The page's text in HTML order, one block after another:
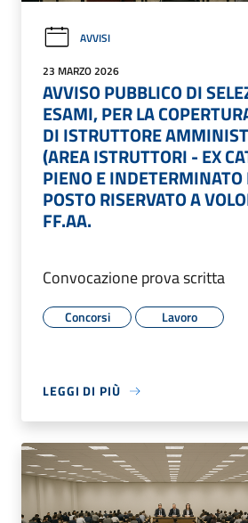
AVVISI
23 MARZO 2026
AVVISO PUBBLICO DI
ESAMI, PER LA
DI ISTRUTTORE
(AREA ISTRUTTORI - EX
PIENO E
POSTO RISERVATO A
FF.AA.
Convocazione prova scritta
Concorsi Lavoro
LEGGI DI PIÙ